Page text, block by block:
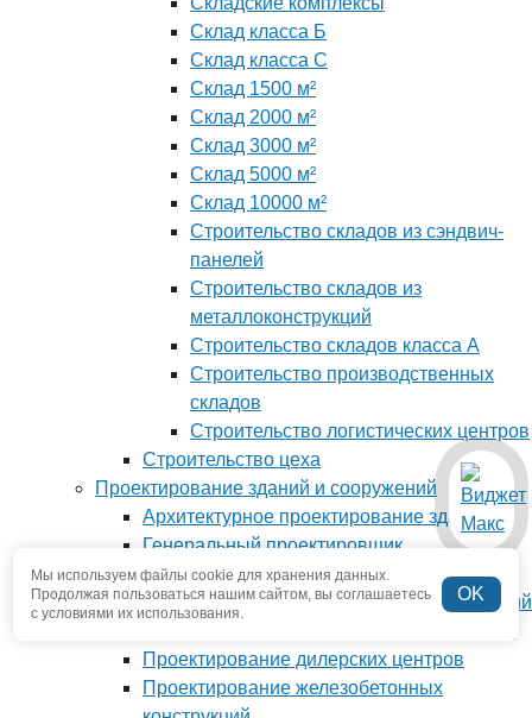
Мы используем файлы cookie для хранения данных.
Продолжая пользоваться нашим сайтом, вы соглашаетесь
с условиями их использования.
OK
Склад класса Б
Склад класса С
Склад 1500 м²
Склад 2000 м²
Склад 3000 м²
Склад 5000 м²
Склад 10000 м²
Строительство складов из сэндвич-
панелей
Строительство складов из
металлоконструкций
Строительство складов класса А
Строительство производственных
складов
Строительство логистических центров
Строительство цеха
Проектирование зданий и сооружений
Архитектурное проектирование зданий
Генеральный проектировщик
Проектирование ангаров
Проектирование административных зданий
Проектирование дилерских центров
Проектирование железобетонных